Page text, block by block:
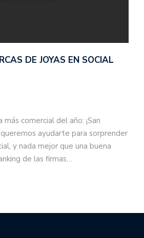
DE JOYAS EN SOCIAL
comercial del año: ¡San
ayudarte para sorprender
y nada mejor que una buena
de las firmas…